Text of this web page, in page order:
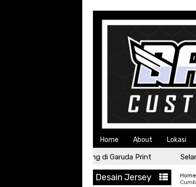
Home About Lokasi
Selamat Datang di Garuda Print
Home
Desain Jersey